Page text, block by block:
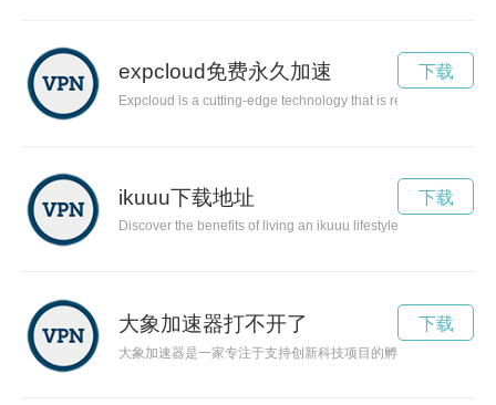
expcloud免费永久加速
Expcloud is a cutting-edge technology that is revolutionizing
下载
ikuuu下载地址
Discover the benefits of living an ikuuu lifestyle, focusing on
下载
大象加速器打不开了
大象加速器是一家专注于支持创新科技项目的孵化器，致力于
下载